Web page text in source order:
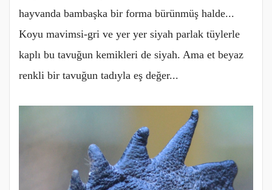
hayvanda bambaşka bir forma bürünmüş halde...
Koyu mavimsi-gri ve yer yer siyah parlak tüylerle
kaplı bu tavuğun kemikleri de siyah. Ama et beyaz
renkli bir tavuğun tadıyla eş değer...